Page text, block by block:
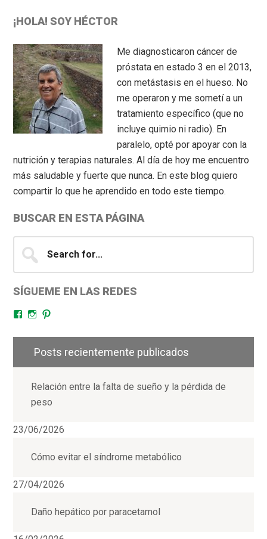
Primary
Sidebar
¡HOLA! SOY HÉCTOR
Me diagnosticaron cáncer de
próstata en estado 3 en el 2013,
con metástasis en el hueso. No
me operaron y me sometí a un
tratamiento específico (que no
incluye quimio ni radio). En
paralelo, opté por apoyar con la
nutrición y terapias naturales. Al día de hoy me encuentro
más saludable y fuerte que nunca. En este blog quiero
compartir lo que he aprendido en todo este tiempo.
BUSCAR EN ESTA PÁGINA
for...
SÍGUEME EN LAS REDES
FacebookInstagram
Posts recientemente publicados
Relación entre la falta de sueño y la pérdida de
peso
23/06/2026
Cómo evitar el síndrome metabólico
27/04/2026
Daño hepático por paracetamol